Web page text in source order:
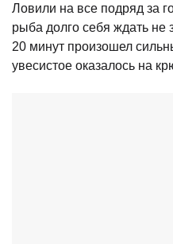
Ловили на все подряд за
рыба долго себя ждать
20 минут произошел
увесистое оказалось на